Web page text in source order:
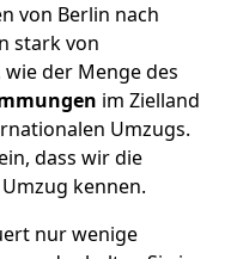
von Berlin nach
stark von
der Menge des
im Zielland
Umzugs.
dass wir die
kennen.
nur wenige